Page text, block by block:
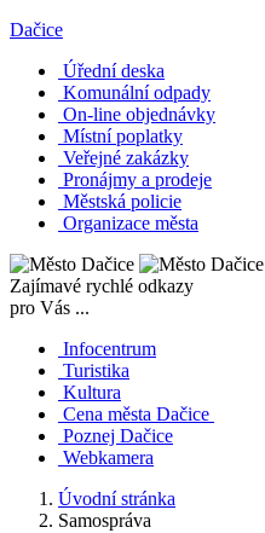
Dačice
Úřední deska
Komunální odpady
On-line objednávky
Místní poplatky
Veřejné zakázky
Pronájmy a prodeje
Městská policie
Organizace města
Zajímavé rychlé odkazy
pro Vás ...
Infocentrum
Turistika
Kultura
Cena města Dačice
Poznej Dačice
Webkamera
Úvodní stránka
Samospráva